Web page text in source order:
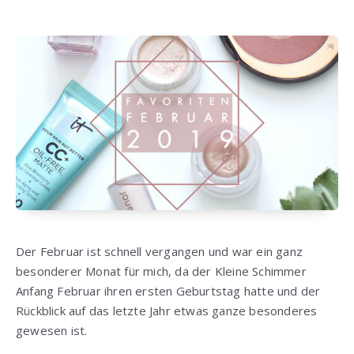
Der Februar ist schnell vergangen und war ein ganz
besonderer Monat für mich, da der Kleine Schimmer
Anfang Februar ihren ersten Geburtstag hatte und der
Rückblick auf das letzte Jahr etwas ganze besonderes
gewesen ist.